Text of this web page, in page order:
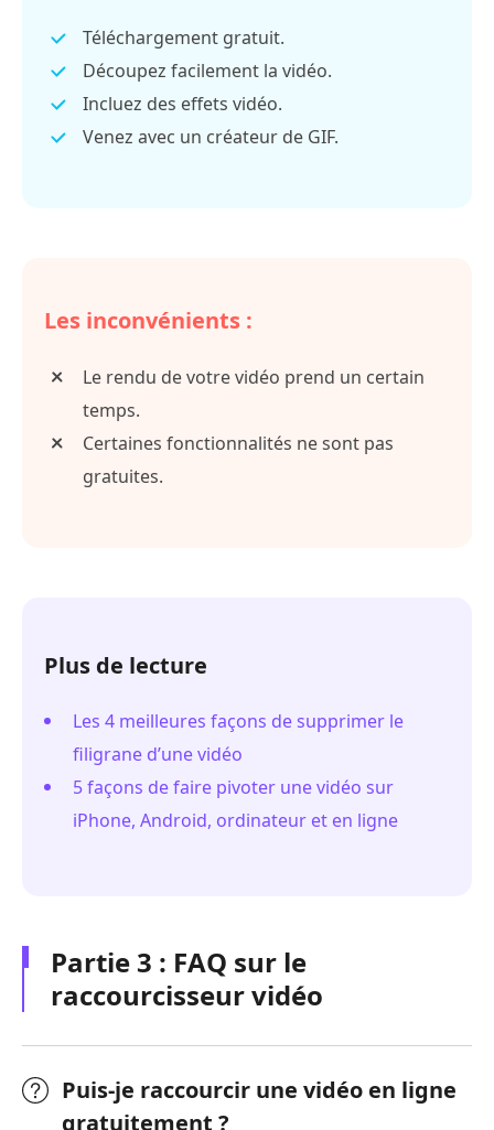
Téléchargement gratuit.
Découpez facilement la vidéo.
Incluez des effets vidéo.
Venez avec un créateur de GIF.
Les inconvénients :
Le rendu de votre vidéo prend un certain
temps.
Certaines fonctionnalités ne sont pas
gratuites.
Plus de lecture
Les 4 meilleures façons de supprimer le
filigrane d’une vidéo
5 façons de faire pivoter une vidéo sur
iPhone, Android, ordinateur et en ligne
Partie 3 : FAQ sur le
raccourcisseur vidéo
Puis-je raccourcir une vidéo en ligne
gratuitement ?